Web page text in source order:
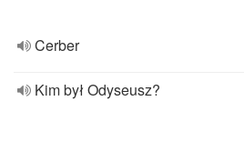
Cerber
Kim był Odyseusz?